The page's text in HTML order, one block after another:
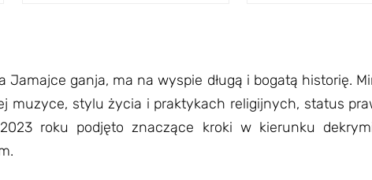
Jamajce ganja, ma na wyspie długą i bogatą historię.
muzyce, stylu życia i praktykach religijnych, status
roku podjęto znaczące kroki w kierunku